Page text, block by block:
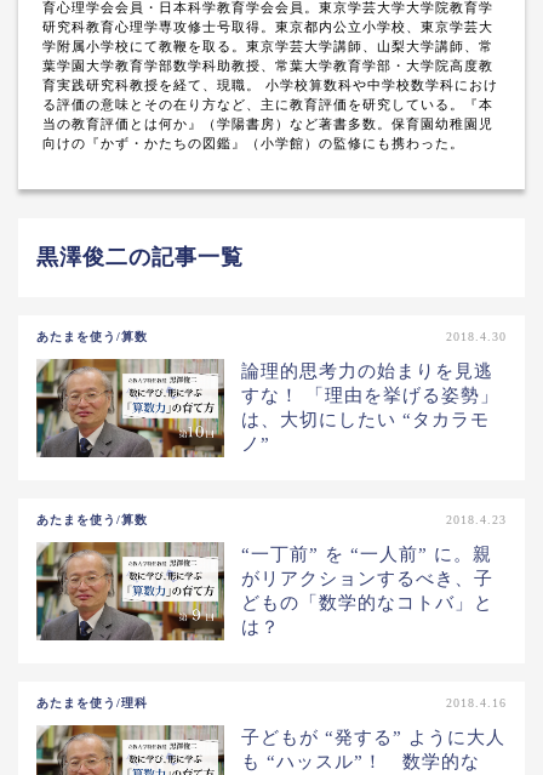
育心理学会会員・日本科学教育学会会員。東京学芸大学大学院教育学
研究科教育心理学専攻修士号取得。東京都内公立小学校、東京学芸大
学附属小学校にて教鞭を取る。東京学芸大学講師、山梨大学講師、常
葉学園大学教育学部数学科助教授、常葉大学教育学部・大学院高度教
育実践研究科教授を経て、現職。 小学校算数科や中学校数学科におけ
る評価の意味とその在り方など、主に教育評価を研究している。『本
当の教育評価とは何か』（学陽書房）など著書多数。保育園幼稚園児
向けの『かず・かたちの図鑑』（小学館）の監修にも携わった。
黒澤俊二の記事一覧
あたまを使う/算数 2018.4.30
論理的思考力の始まりを見逃
すな！ 「理由を挙げる姿勢」
は、大切にしたい “タカラモ
ノ”
あたまを使う/算数 2018.4.23
“一丁前” を “一人前” に。親
がリアクションするべき、子
どもの「数学的なコトバ」と
は？
あたまを使う/理科 2018.4.16
子どもが “発する” ように大人
も “ハッスル”！ 数学的な